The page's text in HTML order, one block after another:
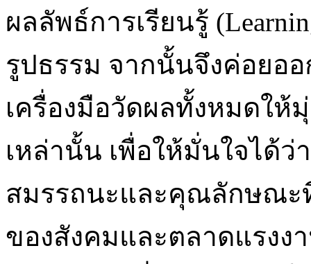
ผลลัพธ์การเรียนรู้
รูปธรรม จากนั้นจึงค่อยอ
เครื่องมือวัดผลทั้งหมดให้
เหล่านั้น เพื่อให้มั่นใจได้
สมรรถนะและคุณลักษณะ
ของสังคมและตลาดแรงง